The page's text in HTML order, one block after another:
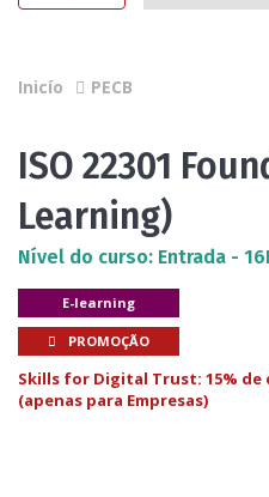
Inicío PECB
ISO 22301
Learning)
Nível do curso: Entrada -
E-learning
PROMOÇÃO
Skills for Digital Trust: 15%
(apenas para Empresas)